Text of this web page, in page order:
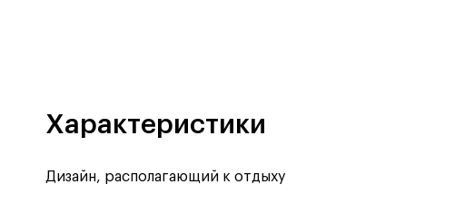
Характеристики
Дизайн, располагающий к отдыху